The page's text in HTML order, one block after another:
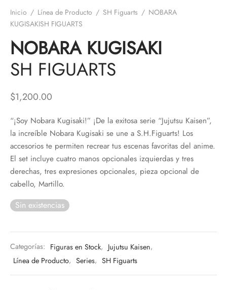
Inicio / Línea de Producto / SH Figuarts / NOBARA
KUGISAKISH FIGUARTS
NOBARA KUGISAKI
SH FIGUARTS
$1,200.00
“¡Soy Nobara Kugisaki!” ¡De la exitosa serie “Jujutsu Kaisen”,
la increíble Nobara Kugisaki se une a S.H.Figuarts! Los
accesorios te permiten recrear tus escenas favoritas del anime.
El set incluye cuatro manos opcionales izquierdas y tres
derechas, tres expresiones opcionales, pieza opcional de
cabello, Martillo.
Sin existencias
Categorías: Figuras en Stock, Jujutsu Kaisen,
Línea de Producto, Series, SH Figuarts